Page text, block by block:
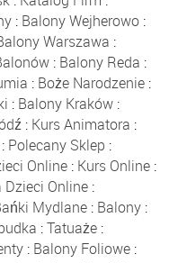
: Balony Wejherowo:
Warszawa :
: Balony Reda :
: Boże Narodzenie:
: Balony Kraków :
: Kurs Animatora :
: Polecany Sklep :
Online: Kurs Online:
Online :
Mydlane : Balony :
:Tatuaże:
: Balony Foliowe :